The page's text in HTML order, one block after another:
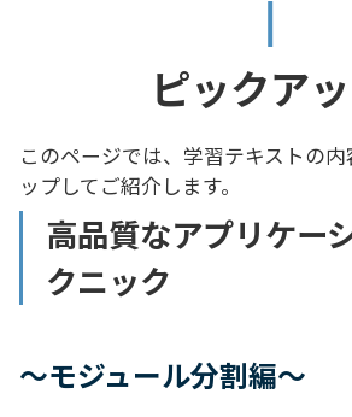
ピックア
このページでは、学習テキストの
ップしてご紹介します。
高品質なアプリケー
クニック
～モジュール分割編～